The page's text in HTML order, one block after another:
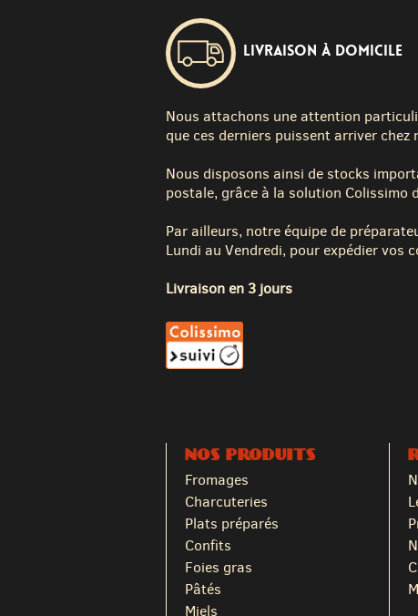
Livraison à domicile
Nous attachons une attention
que ces derniers puissent arriver
Nous disposons ainsi de stocks
postale, grâce à la solution Colissimo
Par ailleurs, notre équipe de
Lundi au Vendredi, pour expédier vos
Livraison en 3 jours
NOS PRODUITS
Fromages
Charcuteries
Plats préparés
Confits
Foies gras
Pâtés
Miels